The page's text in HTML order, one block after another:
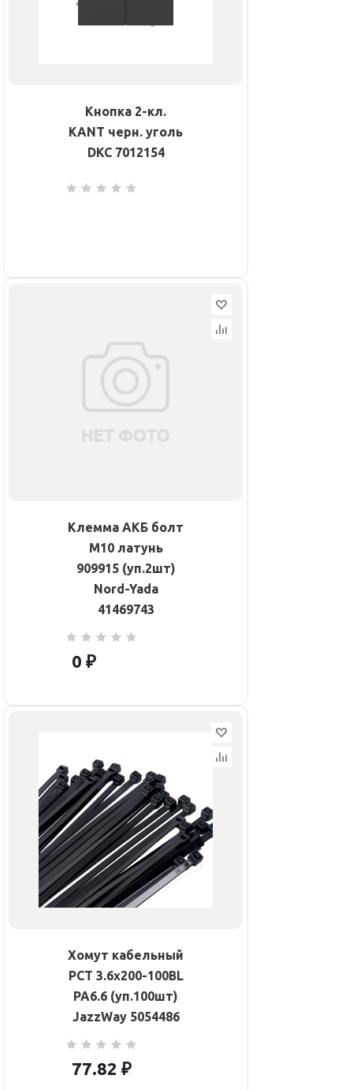
Кнопка 2-кл.
KANT черн. уголь
DKC 7012154
Клемма АКБ болт
М10 латунь
909915 (уп.2шт)
Nord-Yada
41469743
0 ₽
Хомут кабельный
PCT 3.6х200-100BL
PA6.6 (уп.100шт)
JazzWay 5054486
77.82 ₽